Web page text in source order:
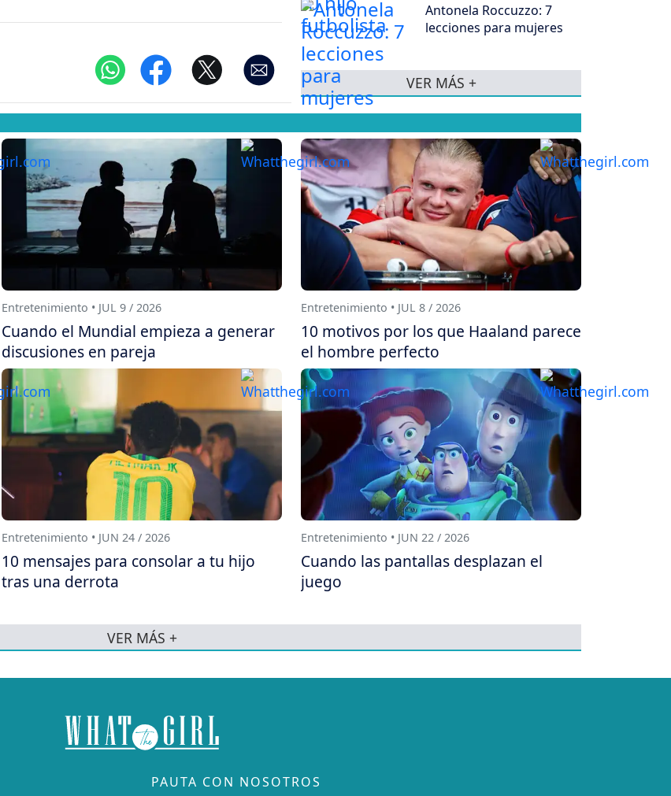
Antonela Roccuzzo: 7
lecciones para mujeres
VER MÁS +
Entretenimiento • JUL 9 / 2026
Cuando el Mundial empieza a generar
discusiones en pareja
Entretenimiento • JUL 8 / 2026
10 motivos por los que Haaland parece
el hombre perfecto
Entretenimiento • JUN 24 / 2026
10 mensajes para consolar a tu hijo
tras una derrota
Entretenimiento • JUN 22 / 2026
Cuando las pantallas desplazan el
juego
VER MÁS +
PAUTA CON NOSOTROS